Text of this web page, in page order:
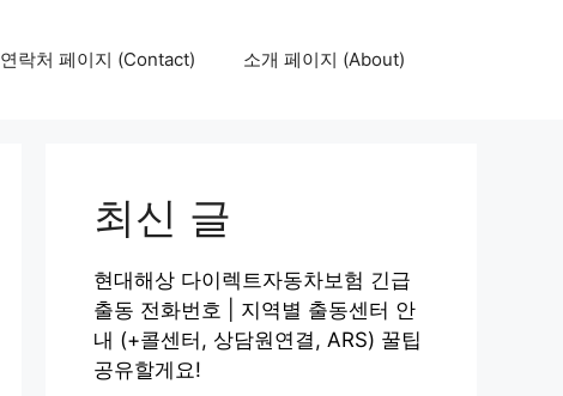
연락처 페이지 (Contact) 소개 페이지 (About)
최신 글
현대해상 다이렉트자동차보험 긴급
출동 전화번호 | 지역별 출동센터 안
내 (+콜센터, 상담원연결, ARS) 꿀팁
공유할게요!